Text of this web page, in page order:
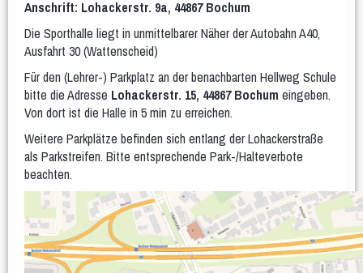
Kinder
Eltern & Kind
- Eltern & Kind Montag - Eltern & Kind Dienstag
- Eltern & Kind Mittwoch Krabbelgruppe
- Eltern & Kind Mittwoch
Kiga-Kids
KiGa-Kids Montag 3 bis 6 Jahre
Kiga-Kids Dienstag 4 bis 6 Jahre
Kiga-Kids Mittwoch 3 bis 4 Jahre
Kiga-Kids Mittwoch 5 bis 6 Jahre
Schüler/innen
1.-3. Klasse Dienstag ca. 6 bis 8 Jahre
4.-6. Klasse Donnerstag ca. 8 bis 12 Jahre
1.-2. Klasse Freitag ca. 6 bis 8 Jahre
Jugendliche
Anschrift: Lohackerstr. 9a, 44867 Bochum
Die Sporthalle liegt in unmittelbarer Näher der Autobahn A40,
Ausfahrt 30 (Wattenscheid)
Für den (Lehrer-) Parkplatz an der benachbarten Hellweg Schule
bitte die Adresse Lohackerstr. 15, 44867 Bochum eingeben.
Von dort ist die Halle in 5 min zu erreichen.
Weitere Parkplätze befinden sich entlang der Lohackerstraße
als Parkstreifen. Bitte entsprechende Park-/Halteverbote
beachten.